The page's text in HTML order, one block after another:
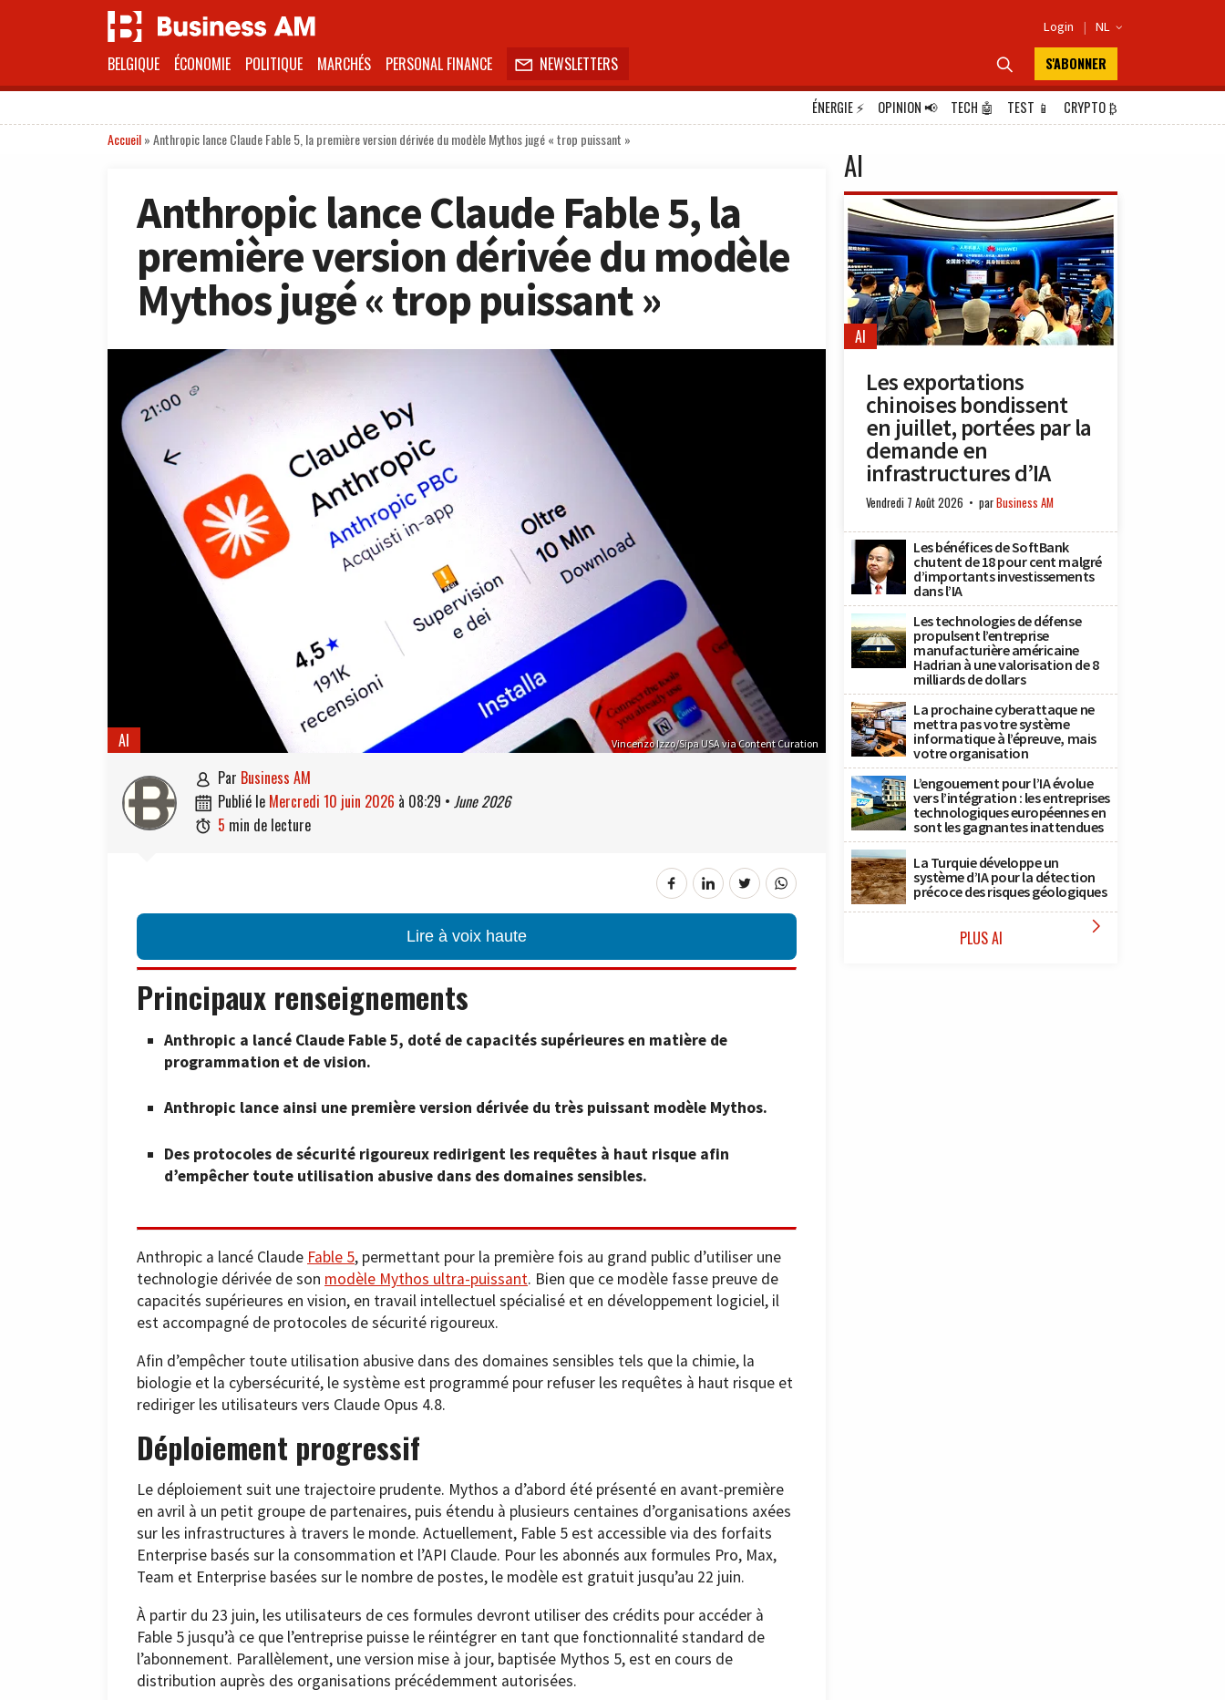
Login | NL 
BELGIQUE ÉCONOMIE POLITIQUE MARCHÉS PERSONAL FINANCE  NEWSLETTERS  S'ABONNER
ÉNERGIE⚡ OPINION📢 TECH 🤖 TEST 📱 CRYPTO₿
Accueil»Anthropic lance Claude Fable 5, la première version dérivée du modèle Mythos jugé « trop puissant »
Anthropic lance Claude Fable 5, la
première version dérivée du modèle
Mythos jugé « trop puissant »
Vincenzo Izzo/Sipa USA via Content Curation
AI
 par Business AM
 publié le mercredi 10 juin 2026 à 08:29 • June 2026
 5 min de lecture
Lire à voix haute
Principaux renseignements
Anthropic a lancé Claude Fable 5, doté de capacités supérieures en matière de
programmation et de vision.
Anthropic lance ainsi une première version dérivée du très puissant modèle Mythos.
Des protocoles de sécurité rigoureux redirigent les requêtes à haut risque afin
d’empêcher toute utilisation abusive dans des domaines sensibles.
Anthropic a lancé Claude Fable 5, permettant pour la première fois au grand public d’utiliser une
technologie dérivée de son modèle Mythos ultra-puissant. Bien que ce modèle fasse preuve de
capacités supérieures en vision, en travail intellectuel spécialisé et en développement logiciel, il
est accompagné de protocoles de sécurité rigoureux.
Afin d’empêcher toute utilisation abusive dans des domaines sensibles tels que la chimie, la
biologie et la cybersécurité, le système est programmé pour refuser les requêtes à haut risque et
rediriger les utilisateurs vers Claude Opus 4.8.
Déploiement progressif
Le déploiement suit une trajectoire prudente. Mythos a d’abord été présenté en avant-première
en avril à un petit groupe de partenaires, puis étendu à plusieurs centaines d’organisations axées
sur les infrastructures à travers le monde. Actuellement, Fable 5 est accessible via des forfaits
Enterprise basés sur la consommation et l’API Claude. Pour les abonnés aux formules Pro, Max,
Team et Enterprise basées sur le nombre de postes, le modèle est gratuit jusqu’au 22 juin.
À partir du 23 juin, les utilisateurs de ces formules devront utiliser des crédits pour accéder à
Fable 5 jusqu’à ce que l’entreprise puisse le réintégrer en tant que fonctionnalité standard de
l’abonnement. Parallèlement, une version mise à jour, baptisée Mythos 5, est en cours de
distribution auprès des organisations précédemment autorisées.
AI
AI
Les exportations
chinoises bondissent
en juillet, portées par la
demande en
infrastructures d’IA
Vendredi 7 Août 2026 parBusiness AM
Les bénéfices de SoftBank
chutent de 18 pour cent malgré
d’importants investissements
dans l’IA
Les technologies de défense
propulsent l’entreprise
manufacturière américaine
Hadrian à une valorisation de 8
milliards de dollars
La prochaine cyberattaque ne
mettra pas votre système
informatique à l’épreuve, mais
votre organisation
L’engouement pour l’IA évolue
vers l’intégration : les entreprises
technologiques européennes en
sont les gagnantes inattendues
La Turquie développe un
système d’IA pour la détection
précoce des risques géologiques
PLUS AI 